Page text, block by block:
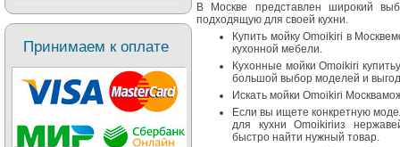
В Москве представлен широкий
подходящую для своей кухни.
Купить мойку Omoikiri в
кухонной мебели.
Кухонные мойки Omoikiri
большой выбор моделей и
Искать мойки Omoikiri
Если вы ищете конкретную
для кухни Omoikiriиз
быстро найти нужный товар.
Принимаем к оплате